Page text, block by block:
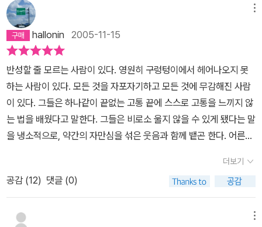
양이도 그 사실을 깨닫습니다. 그리고 다시는 백만 번이나 살고 죽어
봤다는 자랑 따위 안 하게 되지요. 그리고 하얀 고양이와 결혼해서 예
쁜 새끼 고양이를 낳고 행복하게 살아갑니다. 그 누구도 사랑할 수 없
었던 고양이, 오직 자기 자신만을 사랑했던 이 얼룩 고양이가 이제 하
얀 고양이와 새끼 고양이를 자기 자신보다 더 사랑하게 됩니다. 그리
곤 어느덧 할머니가 되어버린 하얀 고양이를 바라보며 오래오래 함께
살고 싶다는 소원을 갖게 됩니다. 하지만 어느 날 하얀 고양이가 죽었
습니다. 고양이는 하얀 고양이를 끌어안고는 처음으로 목 놓아 웁니
다. “밤이 되고 아침이 되도록‘ 백만 번이나 서럽게 울다가 얼룩 고양
얼룩 고양이의 삶은 그 반복을 끝마쳤다, 라기 보다 자기의 삶을 이제
야 완성했다고 하는 편이 맞을 것 같습니다. 더 이상의 다른 어떤 삶도
필요하지 않았겠지요. 백만 번의 삶과 죽음보다 하얀 고양이와 사랑
을 나누며 자기가 주인인 삶을 살았던 단 한 번의 삶이 얼룩 고양이에
이 상당히 컸다. 난 아이스크림이나 장난감을 사달라고 조르는 어린
애들처럼'사랑이 하고 싶어!'라고 말했다. 뭐 재미있는 일이 없을까 생
각하다가 알라딘에서 이벤트도 해보았다.'Love Letter'.보고 있으면
활짝 미소짓게 되는, 보고 보고 또 보게 되는, 또 '사랑은 기다리면 오
지 않는다'고 충고를 해 주는 따뜻한 편지들을 많이 받았다.그 편지들
중 하나. mong님이 <수선님께 드리는 그림동화>라는 제목으로 <1
00만 번 산 고양이> 얘기를 들려 주셨다.그 얘기를 읽으면서 어찌나
그 고양이가 나 같던지....죽었다 살아났다를 100만번이나 되풀이해
도뭐 하나 달라지는게 없는 고양이... 그 고양이에게서 내 모습을 느꼈
다. <100만 번 산 고양이>를 사서 조용히 책장을 넘기며 읽었다. 한
장 한장 넘길 때 마다 마음이 아.팠.다. 어떤 암고양이이건 그 고양이
다.멋진 호랑이 무뉘의 털을 핥아 주는 고양이도 있었습니다.하지만
hallonin 2005-11-15
반성할 줄 모르는 사람이 있다. 영원히 구렁텅이에서 헤어나오지 못
하는 사람이 있다. 모든 것을 자포자기하고 모든 것에 무감해진 사람
이 있다. 그들은 하나같이 끝없는 고통 끝에 스스로 고통을 느끼지 않
는 법을 배웠다고 말한다. 그들은 비로소 울지 않을 수 있게 됐다는 말
을 냉소적으로, 약간의 자만심을 섞은 웃음과 함께 뱉곤 한다. 어른이
인간은 다 똑같은 거다. 그러나 그것이야말로 그들에게 부여된 고통
에게 악의라는 성질이 있다고 한다면, 그 악의가 바라 마지 않은 결과
가 아닐런지. 하지만 그렇다고 해도 삶이 어떤 것이고 어떻게 살아야
한다, 너는 틀렸다 라고 말하긴 힘들다. 그리고 그 어려움 만큼 무감해
더보기
공감 (12) 댓글 (0)